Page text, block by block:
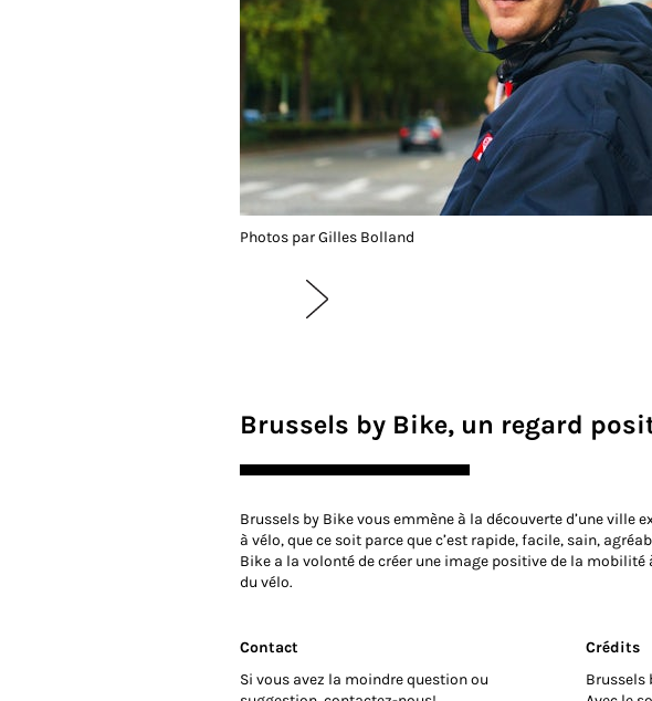
Photos par Gilles Bolland
Brussels by Bike, un regard
Brussels by Bike vous emmène à la découverte d’une ville
à vélo, que ce soit parce que c’est rapide, facile, sain,
Bike a la volonté de créer une image positive de la
du vélo.
Contact
Si vous avez la moindre question ou
Crédits
Brussels